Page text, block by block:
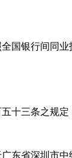
银行间同
十三条之规定
东省深圳市中